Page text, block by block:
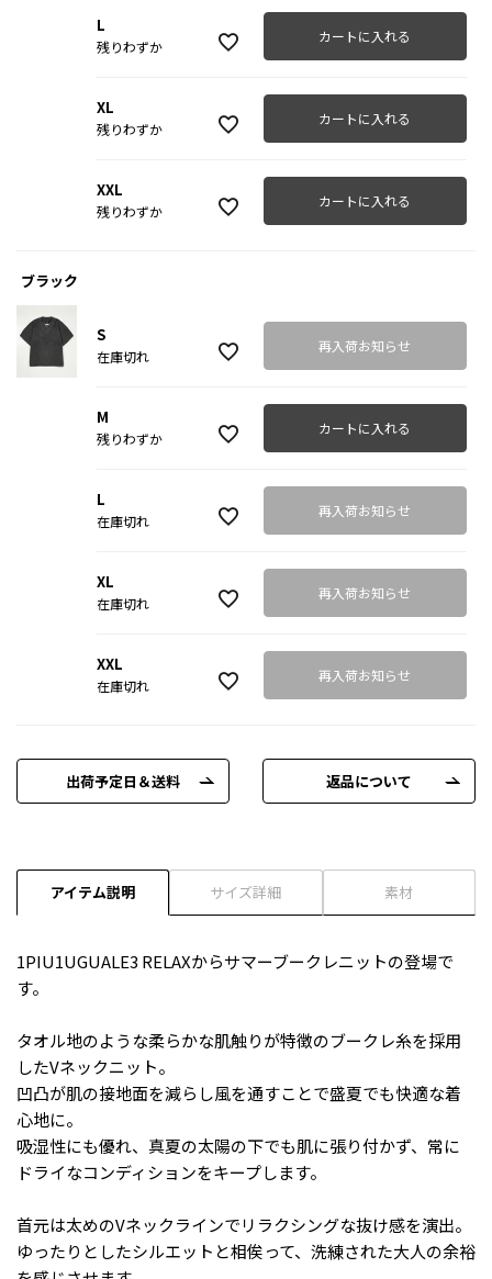
L
残りわずか
カートに入れる
XL
残りわずか
カートに入れる
XXL
残りわずか
カートに入れる
ブラック
S
在庫切れ
再入荷お知らせ
M
残りわずか
カートに入れる
L
在庫切れ
再入荷お知らせ
XL
在庫切れ
再入荷お知らせ
XXL
在庫切れ
再入荷お知らせ
出荷予定日＆送料 返品について
アイテム説明 サイズ詳細 素材
1PIU1UGUALE3 RELAXからサマーブークレニットの登場で
す。
タオル地のような柔らかな肌触りが特徴のブークレ糸を採用
したVネックニット。
凹凸が肌の接地面を減らし風を通すことで盛夏でも快適な着
心地に。
吸湿性にも優れ、真夏の太陽の下でも肌に張り付かず、常に
ドライなコンディションをキープします。
首元は太めのVネックラインでリラクシングな抜け感を演出。
ゆったりとしたシルエットと相俟って、洗練された大人の余裕